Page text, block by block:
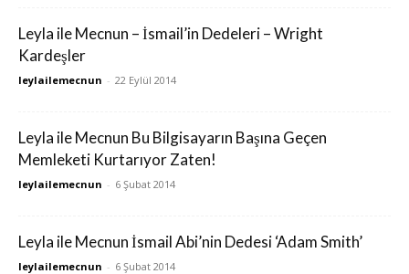
Leyla ile Mecnun – İsmail’in Dedeleri – Wright
Kardeşler
leylailemecnun - 22 Eylül 2014
Leyla ile Mecnun Bu Bilgisayarın Başına Geçen
Memleketi Kurtarıyor Zaten!
leylailemecnun - 6 Şubat 2014
Leyla ile Mecnun İsmail Abi’nin Dedesi ‘Adam Smith’
leylailemecnun - 6 Şubat 2014